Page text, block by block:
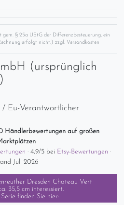
§ 25a UStG der Differenzbesteuerung, ein
erfolgt nicht.) zzgl. Versandkosten
(ursprünglich
Eu-Verantwortlicher
Händlerbewertungen auf großen
· 4,9/5 bei Etsy-Bewertungen ·
Juli 2026
Dresden Chateau Vert
35,5 cm interessiert.
finden Sie hier: